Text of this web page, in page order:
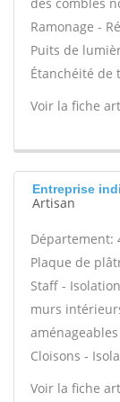
Ramonage -
Puits de
Étanchéité de
Voir la fiche
Entreprise
Artisan
Département:
Plaque de
Staff -
murs
Cloisons -
Voir la fiche